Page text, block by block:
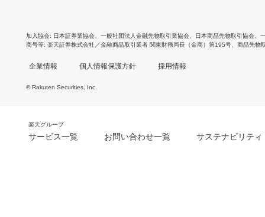
加入協会 日本証券業協会 一般社団法人金融先物取引業協会 日本商品先物取引協会
商号等 楽天証券株式会社／金融商品取引業者 関東財務局長（金商）第195号、商品先物
企業情報 個人情報保護方針 採用情報
© Rakuten Securities, Inc.
楽天グループ
サービス一覧 お問い合わせ一覧 サステナビリティ